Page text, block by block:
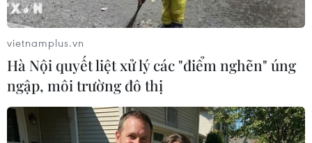
chọn nhà đầu tư công
trình thành phố cảng hàng
kết gỗ ở hành lang an toàn
giao thông Quốc lộ 22B
vietnamplus.vn
Hà Nội quyết liệt xử lý các "điểm nghẽn" úng
ngập, môi trường đô thị